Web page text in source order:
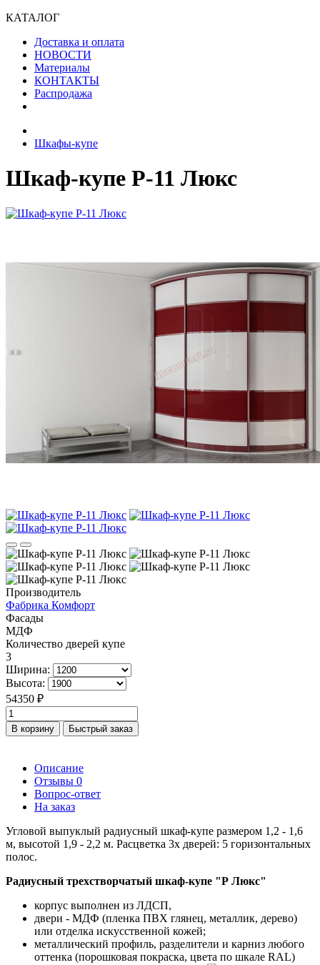
КАТАЛОГ
Доставка и оплата
НОВОСТИ
Материалы
КОНТАКТЫ
Распродажа
Шкафы-купе
Шкаф-купе Р-11 Люкс
Производитель
Фабрика Комфорт
Фасады
МДФ
Количество дверей купе
3
Ширина:
Высота:
54350 ₽
В корзину Быстрый заказ
Описание
Отзывы 0
Вопрос-ответ
На заказ
Угловой выпуклый радиусный шкаф-купе размером 1,2 - 1,6
м, высотой 1,9 - 2,2 м. Расцветка 3х дверей: 5 горизонтальных
полос.
Радиусный трехстворчатый шкаф-купе "Р Люкс"
корпус выполнен из ЛДСП,
двери - МДФ (пленка ПВХ глянец, металлик, дерево)
или отделка искусственной кожей;
металлический профиль, разделители и карниз любого
оттенка (порошковая покраска, цвета по шкале RAL)